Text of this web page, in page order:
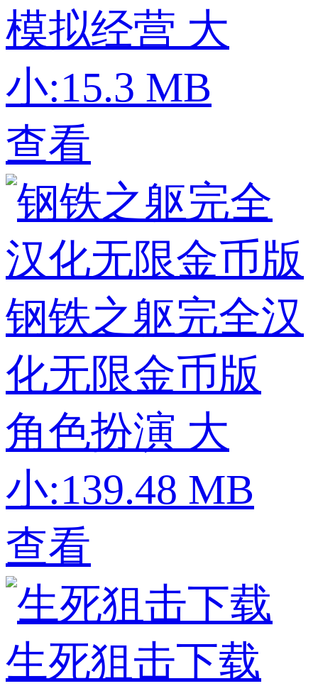
模拟经营 大
小:15.3 MB
查看
钢铁之躯完全汉
化无限金币版
角色扮演 大
小:139.48 MB
查看
生死狙击下载